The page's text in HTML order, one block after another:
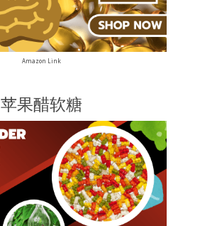
Amazon Link
苹果醋软糖